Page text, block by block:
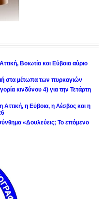
Βοιωτία και Εύβοια αύριο
στα μέτωπα των πυρκαγιών
κινδύνου 4) για την Τετάρτη
η Εύβοια, η Λέσβος και η
«Δουλεύεις; Το επόμενο